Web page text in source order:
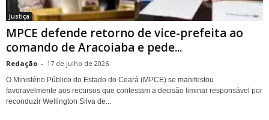
Justiça
MPCE defende retorno de vice-prefeita ao
comando de Aracoiaba e pede...
Redação - 17 de julho de 2026
O Ministério Público do Estado do Ceará (MPCE) se manifestou
favoravelmente aos recursos que contestam a decisão liminar responsável por
reconduzir Wellington Silva de...